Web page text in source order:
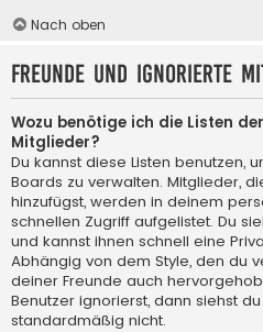
Nach oben
Freunde und ignorierte
Wozu benötige ich die Listen
Mitglieder?
Du kannst diese Listen benutzen,
Boards zu verwalten. Mitglieder,
hinzufügst, werden in deinem
schnellen Zugriff aufgelistet. Du
und kannst ihnen schnell eine
Abhängig von dem Style, den du
deiner Freunde auch
Benutzer ignorierst, dann siehst
standardmäßig nicht.